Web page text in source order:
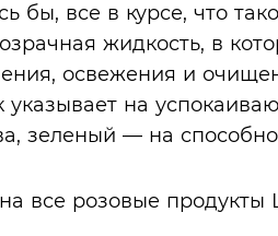
бы, все в курсе, что
жидкость, в
освежения и
указывает на
зеленый — на